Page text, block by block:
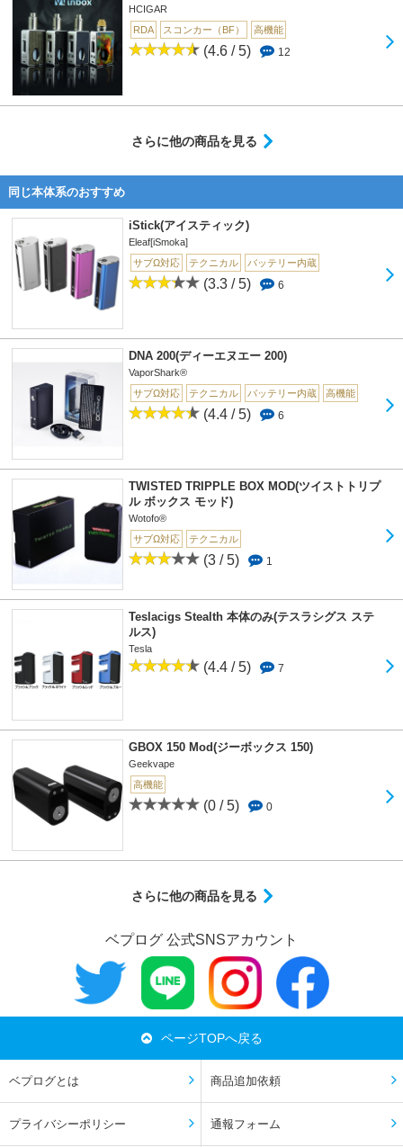
HCIGAR
RDA
スコンカー（BF） 高機能
(4.6 / 5) 12
さらに他の商品を見る
同じ本体系のおすすめ
iStick(アイスティック)
Eleaf[iSmoka]
サブΩ対応
テクニカル バッテリー内蔵
(3.3 / 5) 6
DNA 200(ディーエヌエー 200)
VaporShark®
サブΩ対応
テクニカル バッテリー内蔵 高機能
(4.4 / 5) 6
TWISTED TRIPPLE BOX MOD(ツイストトリプ
ル ボックス モッド)
Wotofo®
サブΩ対応
テクニカル
(3 / 5) 1
Teslacigs Stealth 本体のみ(テスラシグス ステ
ルス)
Tesla
(4.4 / 5) 7
GBOX 150 Mod(ジーボックス 150)
Geekvape
高機能
(0 / 5) 0
さらに他の商品を見る
ベプログ 公式SNSアカウント
ページTOPへ戻る
ベプログとは 商品追加依頼
プライバシーポリシー 通報フォーム